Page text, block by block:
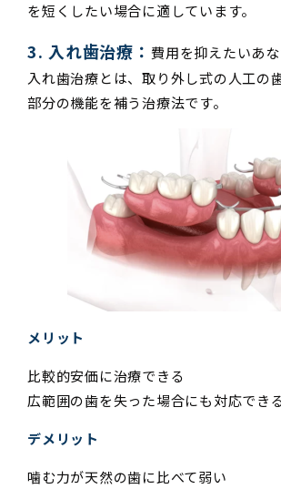
を短くしたい場合に適しています。
3. 入れ歯治療：費用を抑えたいあ
入れ歯治療とは、取り外し式の人工の
部分の機能を補う治療法です。
メリット
比較的安価に治療できる
広範囲の歯を失った場合にも対応でき
デメリット
噛む力が天然の歯に比べて弱い